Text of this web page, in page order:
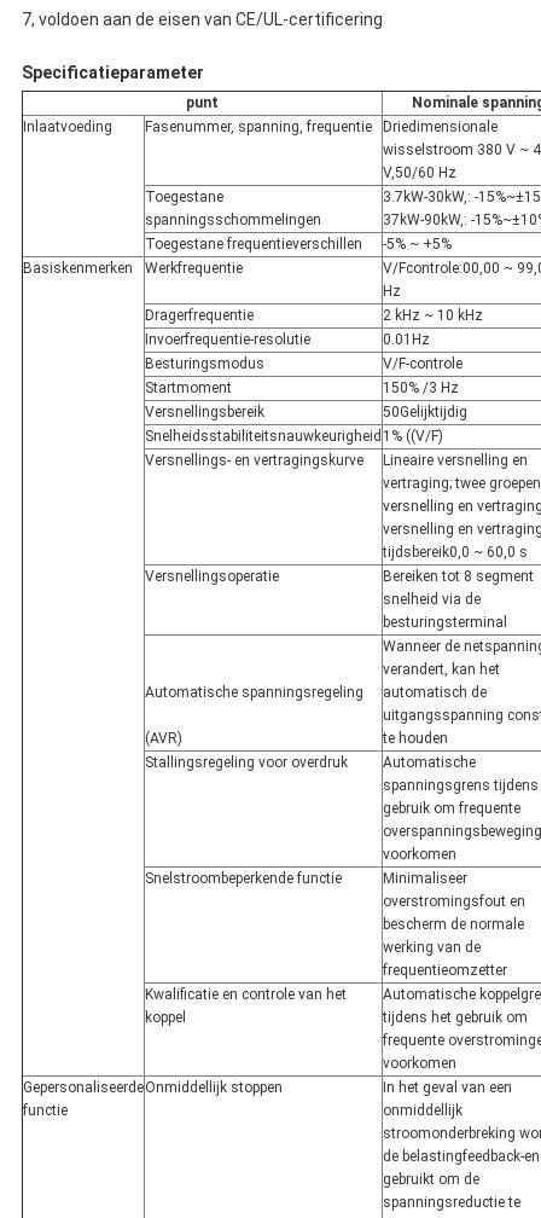
7, voldoen aan de eisen van CE/UL-certificering
Specificatieparameter
punt
Nominale
Inlaatvoeding
Fasenummer, spanning, frequentie
Driedimensionale
wisselstroom 380 V ~
V,50/60 Hz
Toegestane
spanningsschommelingen
3.7kW-30kW,: -
37kW-90kW,: -
Toegestane frequentieverschillen
-5% ~ +5%
Basiskenmerken
Werkfrequentie
V/Fcontrole:00,00 ~
Hz
Dragerfrequentie
2 kHz ~ 10 kHz
Invoerfrequentie-resolutie
0.01Hz
Besturingsmodus
V/F-controle
Startmoment
150% /3 Hz
Versnellingsbereik
50Gelijktijdig
Snelheidsstabiliteitsnauwkeurigheid 1% ((V/F)
Versnellings- en vertragingskurve
Lineaire versnelling en
vertraging; twee groepen
versnelling en
versnelling en
tijdsbereik0,0 ~ 60,0 s
Versnellingsoperatie
Bereiken tot 8 segment
snelheid via de
besturingsterminal
Automatische spanningsregeling
(AVR)
Wanneer de
verandert, kan het
automatisch de
uitgangsspanning
te houden
Stallingsregeling voor overdruk
Automatische
spanningsgrens tijdens
gebruik om frequente
voorkomen
Snelstroombeperkende functie
Minimaliseer
overstromingsfout en
bescherm de normale
werking van de
frequentieomzetter
Kwalificatie en controle van het
koppel
Automatische
tijdens het gebruik om
frequente
voorkomen
Gepersonaliseerde
functie
Onmiddellijk stoppen
In het geval van een
onmiddellijk
stroomonderbreking
de belastingfeedback-
gebruikt om de
spanningsreductie te